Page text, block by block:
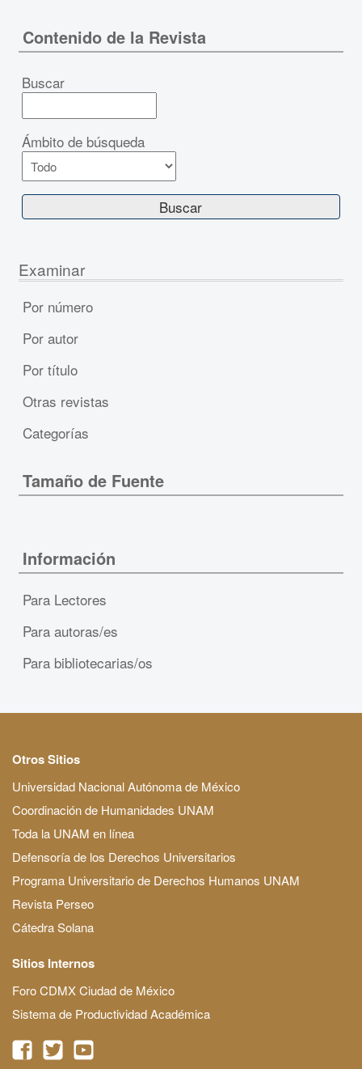
Contenido de la Revista
Buscar
Ámbito de búsqueda
Examinar
Por número
Por autor
Por título
Otras revistas
Categorías
Tamaño de Fuente
Información
Para Lectores
Para autoras/es
Para bibliotecarias/os
Otros Sitios
Universidad Nacional Autónoma de México
Coordinación de Humanidades UNAM
Toda la UNAM en línea
Defensoría de los Derechos Universitarios
Programa Universitario de Derechos Humanos UNAM
Revista Perseo
Cátedra Solana
Sitios Internos
Foro CDMX Ciudad de México
Sistema de Productividad Académica